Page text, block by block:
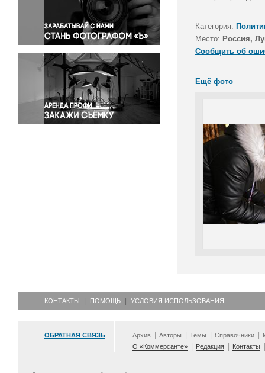
Правосудие
Происшествия и конфликты
Религия
Светская жизнь
Спорт
Экология
Экономика и бизнес
Категория:
Место: Россия,
Сообщить об
Ещё фото
КОНТАКТЫ ПОМОЩЬ УСЛОВИЯ ИСПОЛЬЗОВАНИЯ
ОБРАТНАЯ СВЯЗЬ Архив Авторы Темы Справочники
О «Коммерсанте»
Редакция Контакты